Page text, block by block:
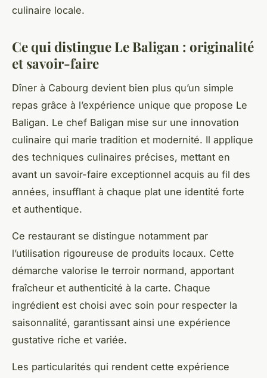
culinaire locale.
Ce qui distingue Le Baligan : originalité
et savoir-faire
Dîner à Cabourg devient bien plus qu’un simple
repas grâce à l’expérience unique que propose Le
Baligan. Le chef Baligan mise sur une innovation
culinaire qui marie tradition et modernité. Il applique
des techniques culinaires précises, mettant en
avant un savoir-faire exceptionnel acquis au fil des
années, insufflant à chaque plat une identité forte
et authentique.
Ce restaurant se distingue notamment par
l’utilisation rigoureuse de produits locaux. Cette
démarche valorise le terroir normand, apportant
fraîcheur et authenticité à la carte. Chaque
ingrédient est choisi avec soin pour respecter la
saisonnalité, garantissant ainsi une expérience
gustative riche et variée.
Les particularités qui rendent cette expérience